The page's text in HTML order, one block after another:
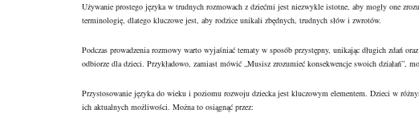
Używanie prostego języka w trudnych rozmowach z dziećmi jest niezwykle istotne, aby mogły one
terminologię, dlatego kluczowe jest, aby rodzice unikali zbędnych, trudnych słów i zwrotów.
Podczas prowadzenia rozmowy warto wyjaśniać tematy w sposób przystępny, unikając długich zdań
odbiorze dla dzieci. Przykładowo, zamiast mówić „Musisz zrozumieć konsekwencje swoich działań”,
Przystosowanie języka do wieku i poziomu rozwoju dziecka jest kluczowym elementem. Dzieci w
ich aktualnych możliwości. Można to osiągnąć przez: